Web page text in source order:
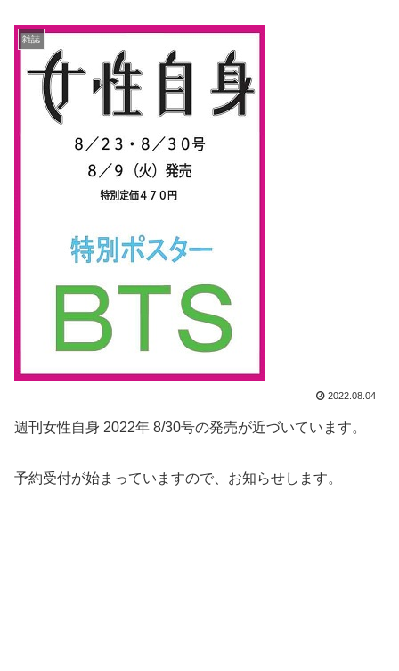
雑誌
2022.08.04
週刊女性自身 2022年 8/30号の発売が近づいています。
予約受付が始まっていますので、お知らせします。